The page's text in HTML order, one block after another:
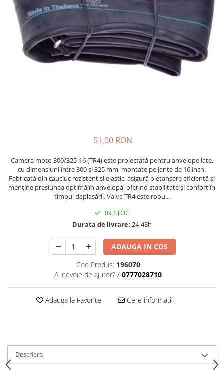
Etrieri
https://www.doctortrotineta.ro/lumini
Stop trotineta
Faruri
https://www.doctortrotineta.ro/cadru
51,00 RON
Camera moto 300/325-16 (TR4) este proiectată pentru anvelope late,
cu dimensiuni între 300 și 325 mm, montate pe jante de 16 inch.
Fabricată din cauciuc rezistent și elastic, asigură o etanșare eficientă și
menține presiunea optimă în anvelopă, oferind stabilitate și confort în
timpul deplasării. Valva TR4 este robu...
IN STOC
Durata de livrare: 24-48h
ADAUGA IN COS
Cod Produs: 196070
Ai nevoie de ajutor? / 0777028710
Adauga la Favorite Cere informatii
Descriere